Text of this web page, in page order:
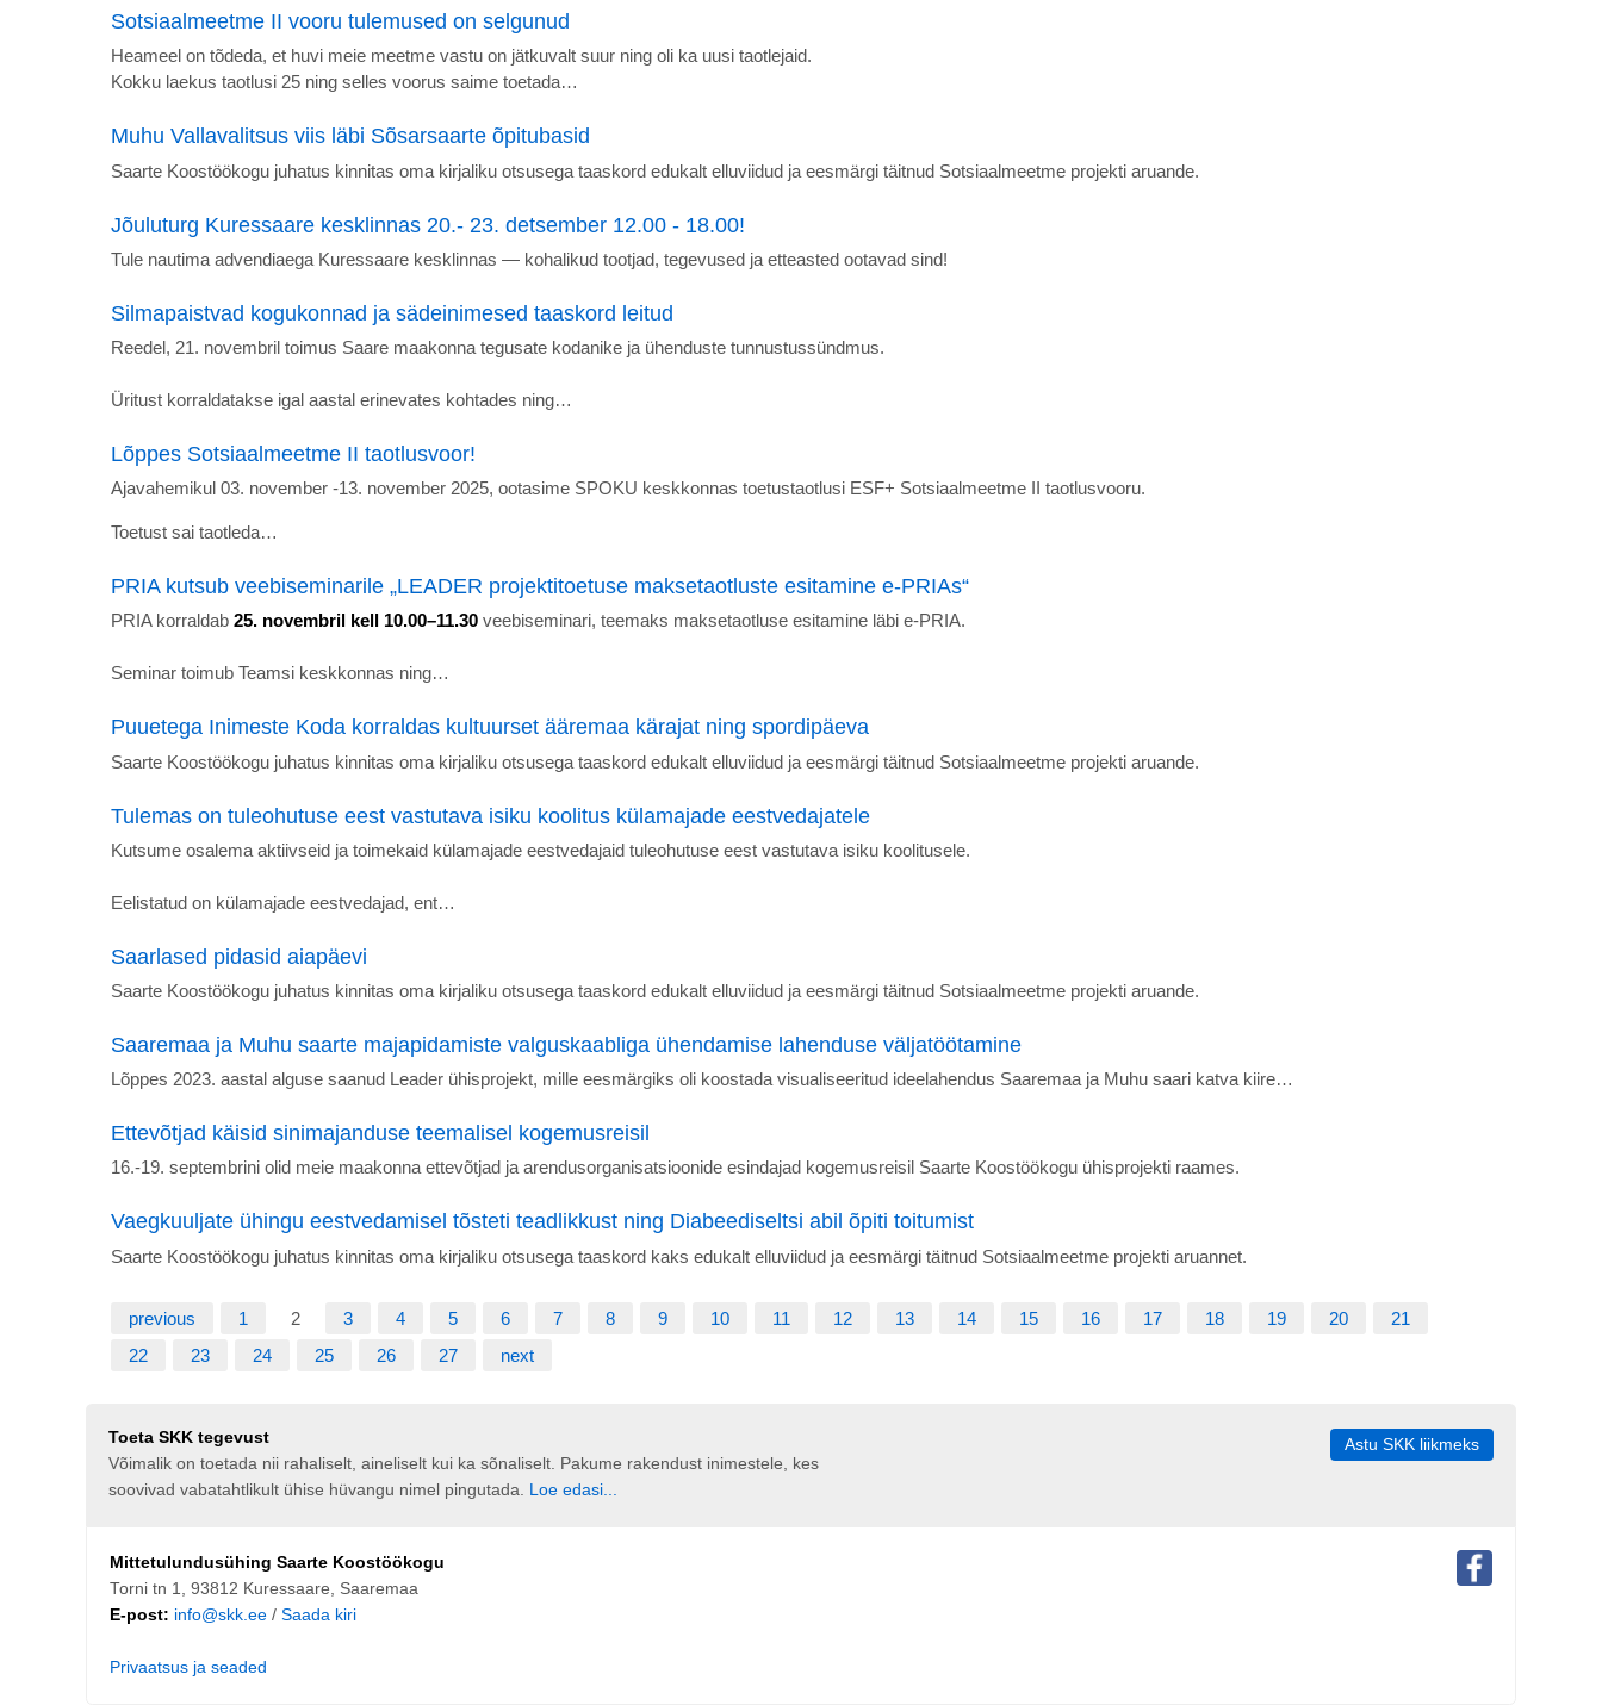
Sotsiaalmeetme II vooru tulemused on selgunud
Heameel on tõdeda, et huvi meie meetme vastu on jätkuvalt suur ning oli ka uusi taotlejaid.
Kokku laekus taotlusi 25 ning selles voorus saime toetada…
Muhu Vallavalitsus viis läbi Sõsarsaarte õpitubasid
Saarte Koostöökogu juhatus kinnitas oma kirjaliku otsusega taaskord edukalt elluviidud ja eesmärgi täitnud Sotsiaalmeetme projekti aruande.
Jõuluturg Kuressaare kesklinnas 20.- 23. detsember 12.00 - 18.00!
Tule nautima advendiaega Kuressaare kesklinnas — kohalikud tootjad, tegevused ja etteasted ootavad sind!
Silmapaistvad kogukonnad ja sädeinimesed taaskord leitud
Reedel, 21. novembril toimus Saare maakonna tegusate kodanike ja ühenduste tunnustussündmus.
Üritust korraldatakse igal aastal erinevates kohtades ning…
Lõppes Sotsiaalmeetme II taotlusvoor!
Ajavahemikul 03. november -13. november 2025, ootasime SPOKU keskkonnas toetustaotlusi ESF+ Sotsiaalmeetme II taotlusvooru.
Toetust sai taotleda…
PRIA kutsub veebiseminarile „LEADER projektitoetuse maksetaotluste esitamine e-PRIAs“
PRIA korraldab 25. novembril kell 10.00–11.30 veebiseminari, teemaks maksetaotluse esitamine läbi e-PRIA.
Seminar toimub Teamsi keskkonnas ning…
Puuetega Inimeste Koda korraldas kultuurset ääremaa kärajat ning spordipäeva
Saarte Koostöökogu juhatus kinnitas oma kirjaliku otsusega taaskord edukalt elluviidud ja eesmärgi täitnud Sotsiaalmeetme projekti aruande.
Tulemas on tuleohutuse eest vastutava isiku koolitus külamajade eestvedajatele
Kutsume osalema aktiivseid ja toimekaid külamajade eestvedajaid tuleohutuse eest vastutava isiku koolitusele.
Eelistatud on külamajade eestvedajad, ent…
Saarlased pidasid aiapäevi
Saarte Koostöökogu juhatus kinnitas oma kirjaliku otsusega taaskord edukalt elluviidud ja eesmärgi täitnud Sotsiaalmeetme projekti aruande.
Saaremaa ja Muhu saarte majapidamiste valguskaabliga ühendamise lahenduse väljatöötamine
Lõppes 2023. aastal alguse saanud Leader ühisprojekt, mille eesmärgiks oli koostada visualiseeritud ideelahendus Saaremaa ja Muhu saari katva kiire…
Ettevõtjad käisid sinimajanduse teemalisel kogemusreisil
16.-19. septembrini olid meie maakonna ettevõtjad ja arendusorganisatsioonide esindajad kogemusreisil Saarte Koostöökogu ühisprojekti raames.
Vaegkuuljate ühingu eestvedamisel tõsteti teadlikkust ning Diabeediseltsi abil õpiti toitumist
Saarte Koostöökogu juhatus kinnitas oma kirjaliku otsusega taaskord kaks edukalt elluviidud ja eesmärgi täitnud Sotsiaalmeetme projekti aruannet.
previous 1 2 3 4 5 6 7 8 9 10 11 12 13 14 15 16 17 18 19 20
21
22
23 24 25 26 27 next
Toeta SKK tegevust
Võimalik on toetada nii rahaliselt, aineliselt kui ka sõnaliselt. Pakume rakendust inimestele, kes
soovivad vabatahtlikult ühise hüvangu nimel pingutada. Loe edasi...
Astu SKK liikmeks
Mittetulundusühing Saarte Koostöökogu
Torni tn 1, 93812 Kuressaare, Saaremaa
E-post: info@skk.ee/ Saada kiri
Privaatsus ja seaded